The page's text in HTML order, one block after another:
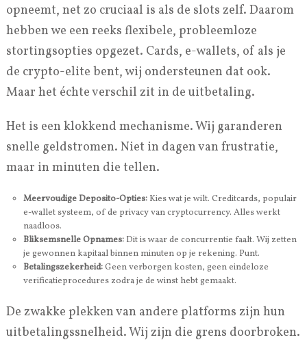
opneemt, net zo cruciaal is als de slots zelf. Daarom
hebben we een reeks flexibele, probleemloze
stortingsopties opgezet. Cards, e-wallets, of als je
de crypto-elite bent, wij ondersteunen dat ook.
Maar het échte verschil zit in de uitbetaling.
Het is een klokkend mechanisme. Wij garanderen
snelle geldstromen. Niet in dagen van frustratie,
maar in minuten die tellen.
Meervoudige Deposito-Opties:Kies wat je wilt. Creditcards, populair
e-wallet systeem, of de privacy van cryptocurrency. Alles werkt
naadloos.
Bliksemsnelle Opnames:Dit is waar de concurrentie faalt. Wij zetten
je gewonnen kapitaal binnen minuten op je rekening. Punt.
Betalingszekerheid:Geen verborgen kosten, geen eindeloze
verificatieprocedures zodra je de winst hebt gemaakt.
De zwakke plekken van andere platforms zijn hun
uitbetalingssnelheid. Wij zijn die grens doorbroken.